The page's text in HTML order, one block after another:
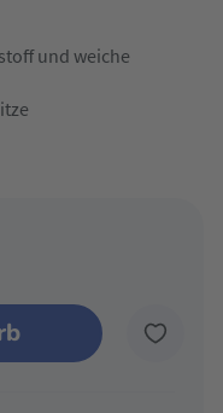
und weiche